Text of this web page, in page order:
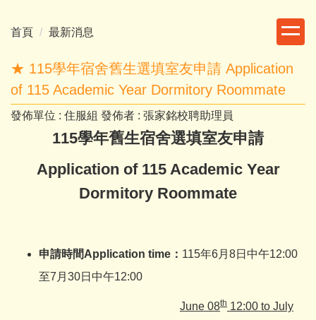
到
要
容
區
首頁 最新消息
★ 115學年宿舍舊生選填室友申請 Application
of 115 Academic Year Dormitory Roommate
發佈單位 : 住服組 發佈者 : 張家銘校聘助理員
115學年舊生宿舍選填室友申請
Application of 115 Academic Year
Dormitory Roommate
申請時間Application time ： 115年6月8日中午12:00
至7月30日中午12:00
June 08th 12:00 to July